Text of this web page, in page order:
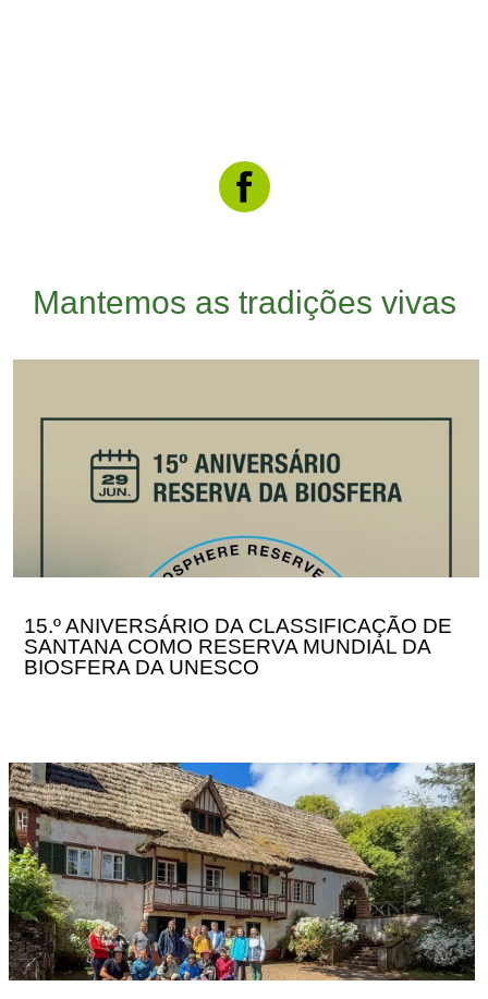
Mantemos as tradições vivas
ANIVERSÁRIO
CLASSIFICAÇÃO
SANTANA
DA
DA
UNESCO
15.º ANIVERSÁRIO DA CLASSIFICAÇÃO DE
SANTANA COMO RESERVA MUNDIAL DA
BIOSFERA DA UNESCO
CAMINHADA
INTERPRETATIVA
NO
PR
9.1
–
UM
CAMINHO
PARA
TODOS